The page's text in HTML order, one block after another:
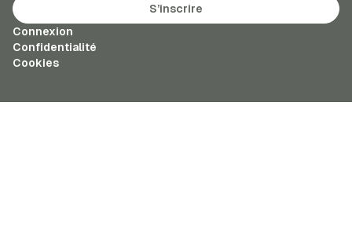
S’inscrire
Connexion
Confidentialité
Cookies